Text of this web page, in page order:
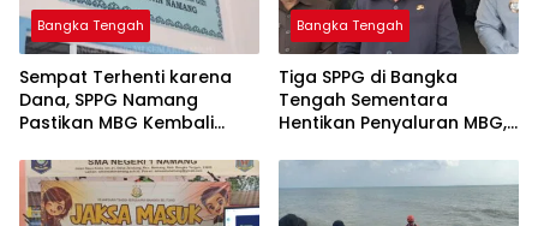
Bangka Tengah
‎Sempat Terhenti karena
Dana, SPPG Namang
Pastikan MBG Kembali
Bangka Tengah
‎Tiga SPPG di Bangka
Tengah Sementara
Hentikan Penyaluran MBG,